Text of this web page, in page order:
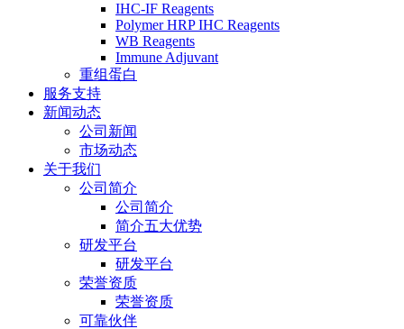
IHC-IF Reagents
Polymer HRP IHC Reagents
WB Reagents
Immune Adjuvant
重组蛋白
服务支持
新闻动态
公司新闻
市场动态
关于我们
公司简介
公司简介
简介五大优势
研发平台
研发平台
荣誉资质
荣誉资质
可靠伙伴